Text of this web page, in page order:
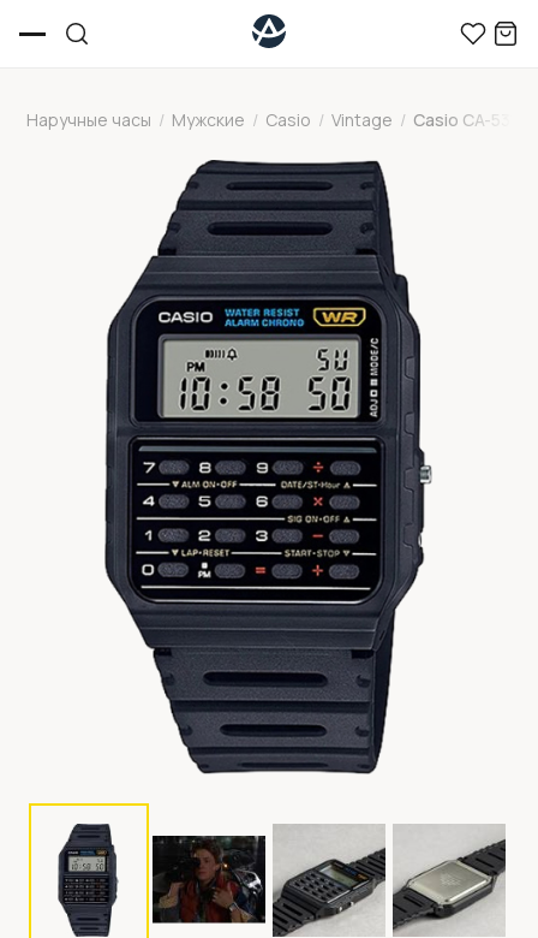
Наручные часы / Мужские / Casio / Vintage / Casio CA-53W-